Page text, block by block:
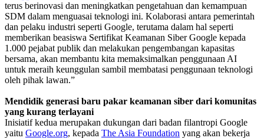
terus berinovasi dan meningkatkan pengetahuan dan kemampuan
SDM dalam menguasai teknologi ini. Kolaborasi antara pemerintah
dan pelaku industri seperti Google, terutama dalam hal seperti
memberikan beasiswa Sertifikat Keamanan Siber Google kepada
1.000 pejabat publik dan melakukan pengembangan kapasitas
bersama, akan membantu kita memaksimalkan penggunaan AI
untuk meraih keunggulan sambil membatasi penggunaan teknologi
oleh pihak lawan.”
Mendidik generasi baru pakar keamanan siber dari komunitas
yang kurang terlayani
Inisiatif kedua merupakan dukungan dari badan filantropi Google
yaitu Google.org, kepada The Asia Foundation yang akan bekerja